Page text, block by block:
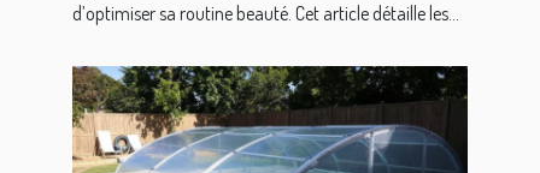
d’optimiser sa routine beauté. Cet article détaille les...